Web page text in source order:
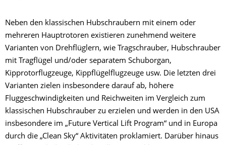
Neben den klassischen Hubschraubern mit einem oder
mehreren Hauptrotoren existieren zunehmend weitere
Varianten von Drehflüglern, wie Tragschrauber, Hubschrauber
mit Tragflügel und/oder separatem Schuborgan,
Kipprotorflugzeuge, Kippflügelflugzeuge usw. Die letzten drei
Varianten zielen insbesondere darauf ab, höhere
Fluggeschwindigkeiten und Reichweiten im Vergleich zum
klassischen Hubschrauber zu erzielen und werden in den USA
insbesondere im „Future Vertical Lift Program“ und in Europa
durch die „Clean Sky“ Aktivitäten proklamiert. Darüber hinaus